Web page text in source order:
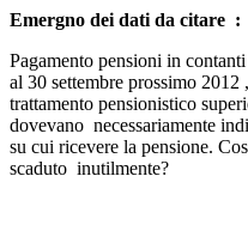
Emergno dei dati da citare :
Pagamento pensioni in
al 30 settembre prossimo
trattamento pensionistico
dovevano necessariamente
su cui ricevere la pensione.
scaduto inutilmente?